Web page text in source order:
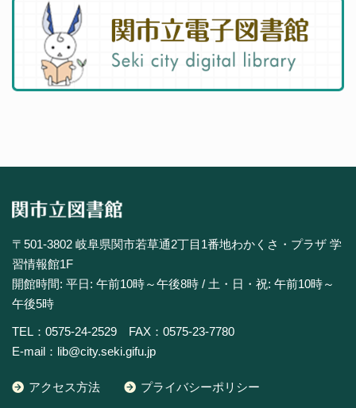
〒501-3802 岐阜県関市若草通2丁目1番地わかくさ・プラザ 学
習情報館1F
開館時間: 平日: 午前10時～午後8時 / 土・日・祝: 午前10時～
午後5時
TEL：0575-24-2529 FAX：0575-23-7780
E-mail：lib@city.seki.gifu.jp
アクセス方法 プライバシーポリシー